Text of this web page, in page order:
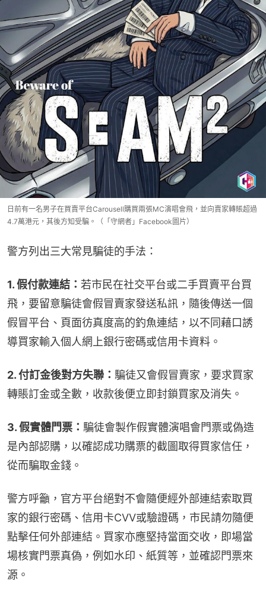
日前有一名男子在買賣平台Carousell購買兩張MC演唱會飛，並向賣家轉賬超過
4.7萬港元，其後方知受騙。（「守網者」Facebook圖片）
警方列出三大常見騙徒的手法：
1. 假付款連結： 若市民在社交平台或二手買賣平台買
飛，要留意騙徒會假冒賣家發送私訊，隨後傳送一個
假冒平台、頁面彷真度高的釣魚連結，以不同藉口誘
導買家輸入個人網上銀行密碼或信用卡資料。
2. 付訂金後對方失聯： 騙徒又會假冒賣家，要求買家
轉賬訂金或全數，收款後便立即封鎖買家及消失。
3. 假實體門票： 騙徒會製作假實體演唱會門票或偽造
是內部認購，以確認成功購票的截圖取得買家信任，
從而騙取金錢。
警方呼籲，官方平台絕對不會隨便經外部連結索取買
家的銀行密碼、信用卡CVV或驗證碼，市民請勿隨便
點擊任何外部連結。買家亦應堅持當面交收，即場當
場核實門票真偽，例如水印、紙質等，並確認門票來
源。